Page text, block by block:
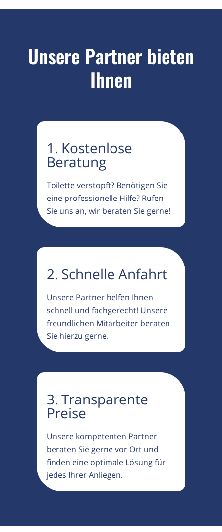
Unsere Partner bieten
Ihnen
1. Kostenlose
Beratung
Toilette verstopft? Benötigen Sie
eine professionelle Hilfe? Rufen
Sie uns an, wir beraten Sie gerne!
2. Schnelle Anfahrt
Unsere Partner helfen Ihnen
schnell und fachgerecht! Unsere
freundlichen Mitarbeiter beraten
Sie hierzu gerne.
3. Transparente
Preise
Unsere kompetenten Partner
beraten Sie gerne vor Ort und
finden eine optimale Lösung für
jedes Ihrer Anliegen.